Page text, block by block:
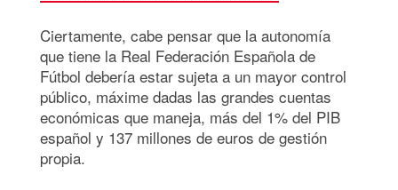
Ciertamente, cabe pensar que la autonomía
que tiene la Real Federación Española de
Fútbol debería estar sujeta a un mayor control
público, máxime dadas las grandes cuentas
económicas que maneja, más del 1% del PIB
español y 137 millones de euros de gestión
propia.